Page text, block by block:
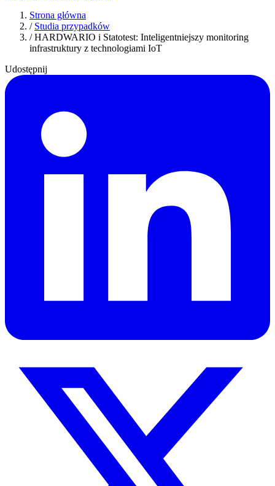
Strona główna
/ Studia przypadków
/ HARDWARIO i Statotest: Inteligentniejszy monitoring
infrastruktury z technologiami IoT
Udostępnij